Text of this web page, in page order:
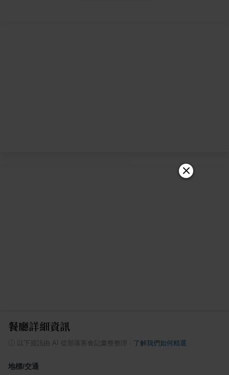
餐廳詳細資訊
以下資訊由 AI 從部落客食記彙整整理 了解我們如何精選
地標/交通